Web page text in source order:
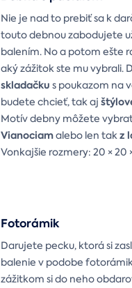
Nie je nad to prebiť sa k
touto debnou zabodujete
balením. No a potom ešte
aký zážitok ste mu vybrali.
skladačku s poukazom na
budete chcieť, tak aj
Motív debny môžete
Vianociamalebo len takz
Vonkajšie rozmery: 20 × 20
Fotorámik
Darujete pecku, ktorá si
balenie v podobe
zážitkom si do neho